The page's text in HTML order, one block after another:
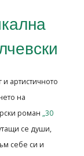
и артистичното
на
роман „30
се души,
себе си и